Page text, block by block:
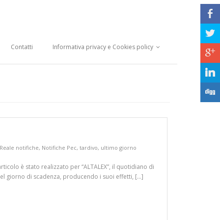
Contatti Informativa privacy e Cookies policy
notifiche, Notifiche Pec, tardivo, ultimo giorno
è stato realizzato per “ALTALEX”, il quotidiano di
giorno di scadenza, producendo i suoi effetti, […]
b
a
c
j
F